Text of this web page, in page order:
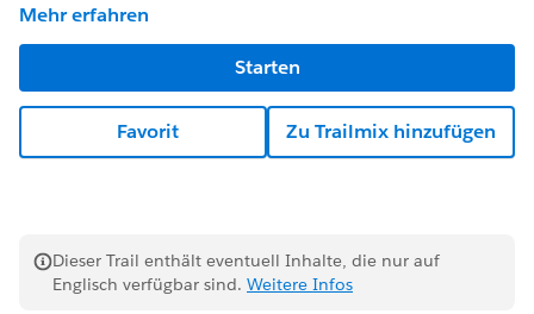
Mehr erfahren
Starten
Favorit Zu Trailmix hinzufügen
Dieser Trail enthält eventuell Inhalte, die nur auf
Englisch verfügbar sind. Weitere Infos